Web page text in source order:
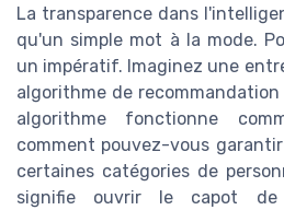
La transparence dans
qu'un simple mot à la mode.
un impératif. Imaginez une
algorithme de
algorithme fonctionne
comment pouvez-vous
certaines catégories de
signifie ouvrir le capot de